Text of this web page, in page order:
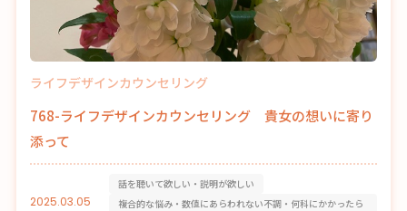
ライフデザインカウンセリング
768-ライフデザインカウンセリング 貴女の想いに寄り
添って
2025.03.05
話を聴いて欲しい・説明が欲しい
複合的な悩み・数値にあらわれない不調・何科にかかったら